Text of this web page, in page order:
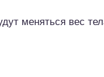
меняться вес